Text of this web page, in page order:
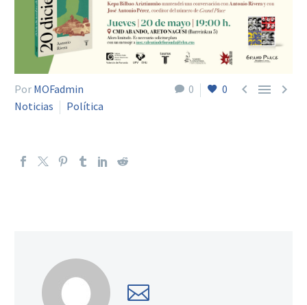
0 0   
Por MOFadmin
Noticias
Política